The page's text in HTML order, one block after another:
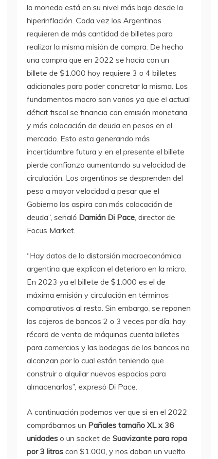
la moneda está en su nivel más bajo desde la
hiperinflación. Cada vez los Argentinos
requieren de más cantidad de billetes para
realizar la misma misión de compra. De hecho
una compra que en 2022 se hacía con un
billete de $1.000 hoy requiere 3 o 4 billetes
adicionales para poder concretar la misma. Los
fundamentos macro son varios ya que el actual
déficit fiscal se financia con emisión monetaria
y más colocación de deuda en pesos en el
mercado. Esto esta generando más
incertidumbre futura y en el presente el billete
pierde confianza aumentando su velocidad de
circulación. Los argentinos se desprenden del
peso a mayor velocidad a pesar que el
Gobierno los aspira con más colocación de
deuda”, señaló Damián Di Pace, director de
Focus Market.
“Hay datos de la distorsión macroeconómica
argentina que explican el deterioro en la micro.
En 2023 ya el billete de $1.000 es el de
máxima emisión y circulación en términos
comparativos al resto. Sin embargo, se reponen
los cajeros de bancos 2 o 3 veces por día, hay
récord de venta de máquinas cuenta billetes
para comercios y las bodegas de los bancos no
alcanzan por lo cual están teniendo que
construir o alquilar nuevos espacios para
almacenarlos”, expresó Di Pace.
A continuación podemos ver que si en el 2022
comprábamos un Pañales tamaño XL x 36
unidades o un sacket de Suavizante para ropa
por 3 litros con $1.000, y nos daban un vuelto